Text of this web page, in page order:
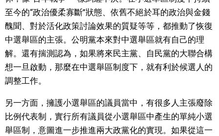
至今的“政治優柔寡斷”狀態、依舊不絕於耳的政治與金錢
醜聞、對於活化政策討論效果的質疑等等，都推動了恢復
中選舉區的主張。公明黨本來對中選舉區就有自己的理
解。還有揣測認為，如果將來民主黨、自民黨的大聯合構
想一旦啟動，那麼在中選舉區制度下，就有利於候選人的
調整工作。
另一方面，擁護小選舉區的議員當中，有很多人主張廢除
比例代表制，實行所有議員從小選舉區中產生的單純小選
舉區制，意圖進一步推進兩大政黨化的實現。如果從這一